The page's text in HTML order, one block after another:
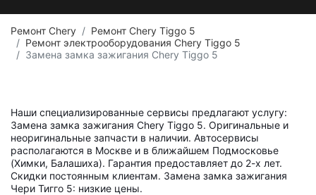
Ремонт Chery
Ремонт Chery Tiggo 5
Ремонт электрооборудования Chery Tiggo 5
Замена замка зажигания Chery Tiggo 5
Наши специализированные сервисы предлагают услугу:
Замена замка зажигания Chery Tiggo 5. Оригинальные и
неоригинальные запчасти в наличии. Автосервисы
располагаются в Москве и в ближайшем Подмосковье
(Химки, Балашиха). Гарантия предоставляет до 2-х лет.
Скидки постоянным клиентам. Замена замка зажигания
Чери Тигго 5: низкие цены.